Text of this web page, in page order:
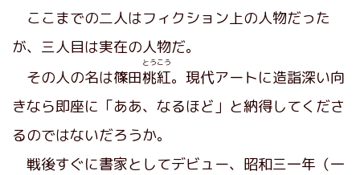
ここまでの二人はフィクション上の人物だった
が、三人目は実在の人物だ。
その人の名は篠田桃紅
とうこう
。現代アートに造詣深い向
きなら即座に「ああ、なるほど」と納得してくださ
るのではないだろうか。
戦後すぐに書家としてデビュー、昭和三一年（一